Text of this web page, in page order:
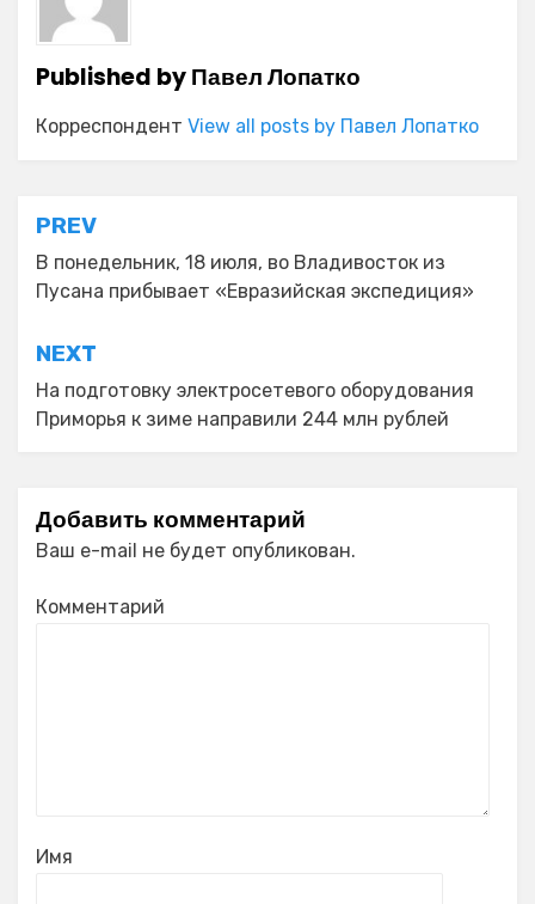
Published byПавел Лопатко
Корреспондент View all posts by Павел Лопатко
Навигация
по
записям
PREV
В понедельник, 18 июля, во Владивосток из
Пусана прибывает «Евразийская экспедиция»
NEXT
На подготовку электросетевого оборудования
Приморья к зиме направили 244 млн рублей
Добавить комментарий
Ваш e-mail не будет опубликован.
Комментарий
Имя